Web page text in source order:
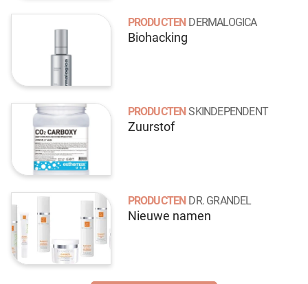
PRODUCTEN DERMALOGICA
Biohacking
PRODUCTEN SKINDEPENDENT
Zuurstof
PRODUCTEN DR. GRANDEL
Nieuwe namen